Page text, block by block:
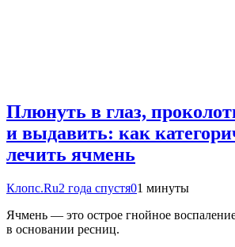
Плюнуть в глаз,
и выдавить: как
лечить ячмень
Клопс.Ru2 года спустя01 минуты
Ячмень — это острое гнойное
в основании ресниц.